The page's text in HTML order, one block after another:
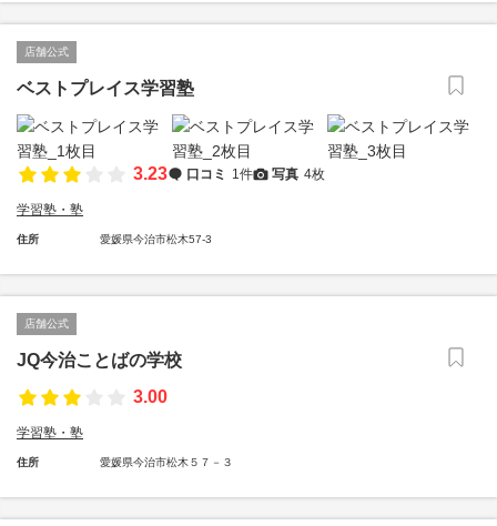
店舗公式
ベストプレイス学習塾
3.23 口コミ 1件 写真 4枚
学習塾・塾
住所 愛媛県今治市松木57-3
店舗公式
JQ今治ことばの学校
3.00
学習塾・塾
住所 愛媛県今治市松木５７－３